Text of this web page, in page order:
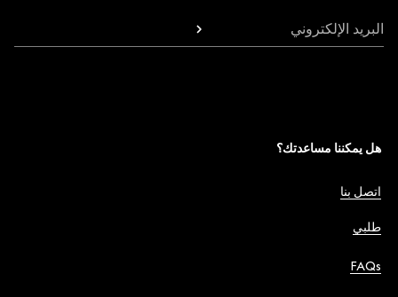
البريد الإلكتروني
هل يمكننا مساعدتك؟
اتصل بنا
طلبي
FAQs